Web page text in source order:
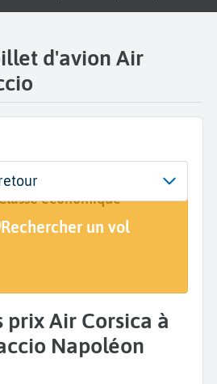
d'avion Air
Bonaparte (AJA)
voyage
économique
Rechercher un vol
Napoléon